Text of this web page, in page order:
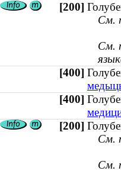
[200]
См.
См.
[400]
[400]
[200]
См.
См.